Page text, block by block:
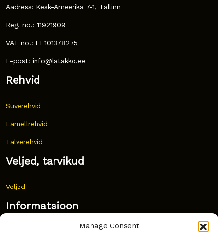
Manage Consent
Aadress: Kesk-Ameerika 7-1, Tallinn
Reg. no.: 11921909
VAT no.: EE101378275
E-post: info@latakko.ee
Rehvid
Suverehvid
Lamellrehvid
Talverehvid
Veljed, tarvikud
Veljed
Informatsioon